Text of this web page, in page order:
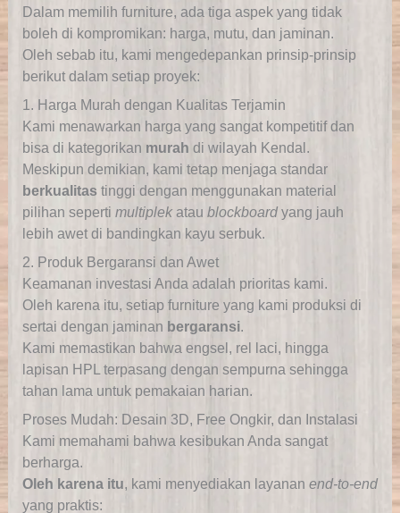
Dalam memilih furniture, ada tiga aspek yang tidak
boleh di kompromikan: harga, mutu, dan jaminan.
Oleh sebab itu, kami mengedepankan prinsip-prinsip
berikut dalam setiap proyek:
1. Harga Murah dengan Kualitas Terjamin
Kami menawarkan harga yang sangat kompetitif dan
bisa di kategorikan murah di wilayah Kendal.
Meskipun demikian, kami tetap menjaga standar
berkualitas tinggi dengan menggunakan material
pilihan seperti multiplekatau blockboardyang jauh
lebih awet di bandingkan kayu serbuk.
2. Produk Bergaransi dan Awet
Keamanan investasi Anda adalah prioritas kami.
Oleh karena itu, setiap furniture yang kami produksi di
sertai dengan jaminan bergaransi.
Kami memastikan bahwa engsel, rel laci, hingga
lapisan HPL terpasang dengan sempurna sehingga
tahan lama untuk pemakaian harian.
Proses Mudah: Desain 3D, Free Ongkir, dan Instalasi
Kami memahami bahwa kesibukan Anda sangat
berharga.
Oleh karena itu, kami menyediakan layanan end-to-end
yang praktis: